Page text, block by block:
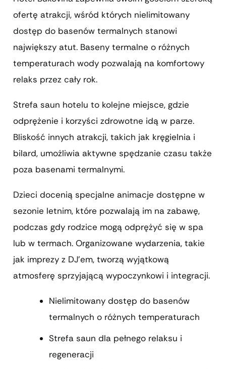
ofertę atrakcji, wśród których nielimitowany
dostęp do basenów termalnych stanowi
największy atut. Baseny termalne o różnych
temperaturach wody pozwalają na komfortowy
relaks przez cały rok.
Strefa saun hotelu to kolejne miejsce, gdzie
odprężenie i korzyści zdrowotne idą w parze.
Bliskość innych atrakcji, takich jak kręgielnia i
bilard, umożliwia aktywne spędzanie czasu także
poza basenami termalnymi.
Dzieci docenią specjalne animacje dostępne w
sezonie letnim, które pozwalają im na zabawę,
podczas gdy rodzice mogą odprężyć się w spa
lub w termach. Organizowane wydarzenia, takie
jak imprezy z DJ’em, tworzą wyjątkową
atmosferę sprzyjającą wypoczynkowi i integracji.
Nielimitowany dostęp do basenów
termalnych o różnych temperaturach
Strefa saun dla pełnego relaksu i
regeneracji